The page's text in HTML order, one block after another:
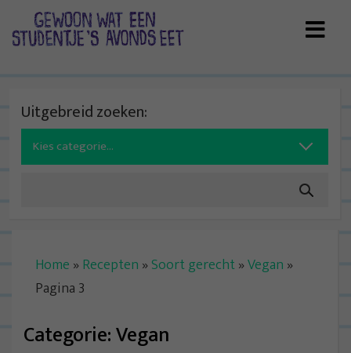
Uitgebreid zoeken:
Search
for:
Home » Recepten » Soort gerecht»Vegan »
Pagina 3
Categorie:Vegan